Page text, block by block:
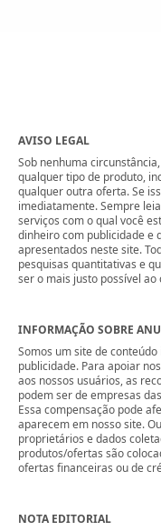
AVISO LEGAL
Sob nenhuma
qualquer tipo de produto,
qualquer outra oferta. Se
imediatamente. Sempre
serviços com o qual você
dinheiro com publicidade e
apresentados neste site.
pesquisas quantitativas e
ser o mais justo possível
INFORMAÇÃO SOBRE
Somos um site de
publicidade. Para apoiar
aos nossos usuários, as
podem ser de empresas
Essa compensação pode
aparecem em nosso site.
proprietários e dados
produtos/ofertas são
ofertas financeiras ou de
NOTA EDITORIAL